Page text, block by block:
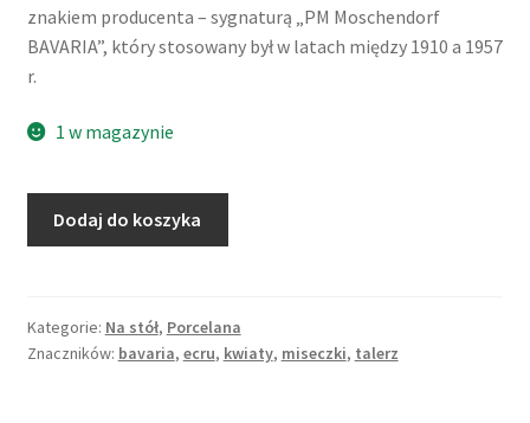
znakiem producenta – sygnaturą „PM Moschendorf
BAVARIA”, który stosowany był w latach między 1910 a 1957
r.
1 w magazynie
Miseczka
porcelana
ecru
Dodaj do koszyka
Kategorie: Na stół, Porcelana
Znaczników: bavaria, ecru, kwiaty, miseczki, talerz